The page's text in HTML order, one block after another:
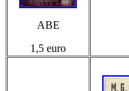
ABE
1,5 euro